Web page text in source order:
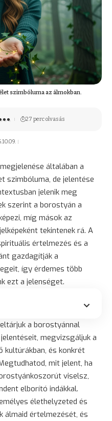
szimbóluma az álmokban.
27 perc olvasás
általában a
szimbóluma, de jelentése
jelenik meg
szerint a borostyán a
míg mások az
tekintenek rá. A
értelmezés és a
gazdagítják a
így érdemes több
ezt a jelenséget.
a borostyánnal
megvizsgáljuk a
kultúrákban, és konkrét
mit jelent, ha
viselsz,
elborító indákkal.
élethelyzeted és
álmaid értelmezését, és